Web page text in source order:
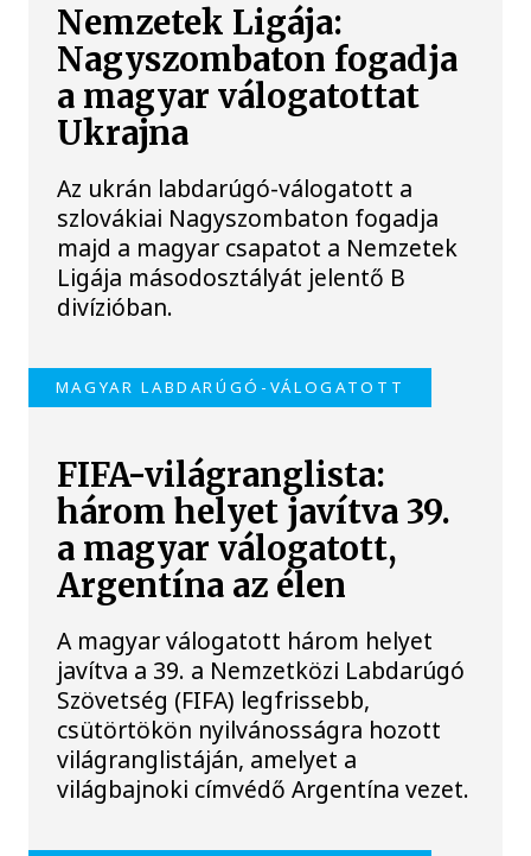
Nemzetek Ligája:
Nagyszombaton fogadja
a magyar válogatottat
Ukrajna
Az ukrán labdarúgó-válogatott a
szlovákiai Nagyszombaton fogadja
majd a magyar csapatot a Nemzetek
Ligája másodosztályát jelentő B
divízióban.
MAGYAR LABDARÚGÓ-VÁLOGATOTT
FIFA-világranglista:
három helyet javítva 39.
a magyar válogatott,
Argentína az élen
A magyar válogatott három helyet
javítva a 39. a Nemzetközi Labdarúgó
Szövetség (FIFA) legfrissebb,
csütörtökön nyilvánosságra hozott
világranglistáján, amelyet a
világbajnoki címvédő Argentína vezet.